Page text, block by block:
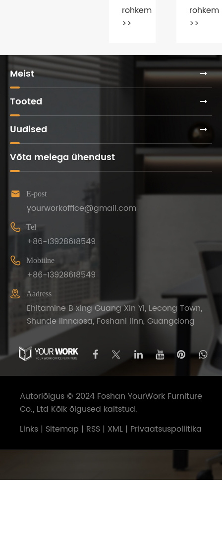
valimiseks?
rohkem
>>
tavalisi
vältida
rohkem
>>
Meist
Tooted
Uudised
Võta meiega ühendust
 E-post
yourworkoffice@gmail.com
 Tel
+86-13928618549
 Mobiilne
+86-13928618549
 Aadress
Ehitamine B xing Guang Xin Yi, Lecong Town,
Shunde linnaosa, Foshani linn, Guangdong
Autoriõigus © 2024 Foshan YourWork Furniture
Co., Ltd Kõik õigused kaitstud.
Links | Sitemap | RSS | XML | Privaatsuspoliitika